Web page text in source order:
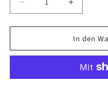
Verringere
die
Menge
Chroma
Erhöhe
die
Menge
für
Chroma
Herz,
In den